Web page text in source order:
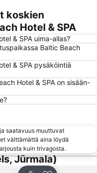
Church
pasažieru termināls
priekšpilsēta
koskien
Hotel & SPA
& SPA uima-allas?
Baltic Beach
& SPA pysäköintiä
Hotel & SPA on sisään-
saatavuus muuttuvat
välttämättä aina löydä
kuin trivagosta.
Jūrmala)